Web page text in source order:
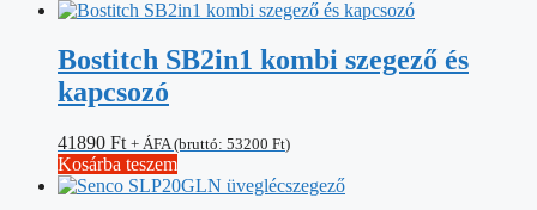
Bostitch SB2in1 kombi szegező és
kapcsozó
41890 Ft + ÁFA (bruttó: 53200 Ft)
Kosárba teszem